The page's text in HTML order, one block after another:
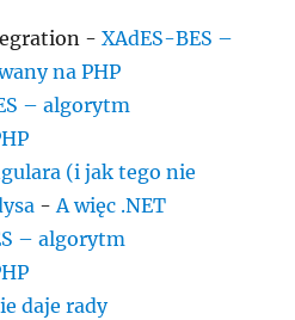
-XAdES-BES –
na PHP
– algorytm
(i jak tego nie
-A więc .NET
– algorytm
daje rady